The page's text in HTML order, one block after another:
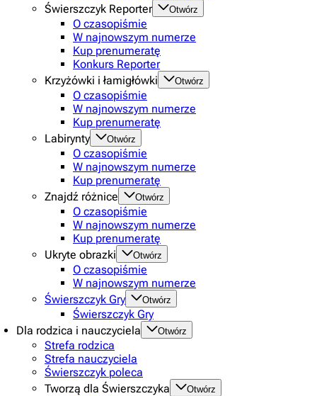
Świerszczyk Reporter
Otwórz
O czasopiśmie
W najnowszym numerze
Kup prenumeratę
Konkurs Reporter
Krzyżówki i łamigłówki
Otwórz
O czasopiśmie
W najnowszym numerze
Kup prenumeratę
Labirynty
Otwórz
O czasopiśmie
W najnowszym numerze
Kup prenumeratę
Znajdź różnice
Otwórz
O czasopiśmie
W najnowszym numerze
Kup prenumeratę
Ukryte obrazki
Otwórz
O czasopiśmie
W najnowszym numerze
Świerszczyk Gry
Otwórz
Świerszczyk Gry
Dla rodzica i nauczyciela
Otwórz
Strefa rodzica
Strefa nauczyciela
Świerszczyk poleca
Tworzą dla Świerszczyka
Otwórz